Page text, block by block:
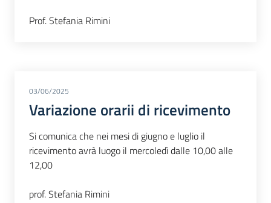
Prof. Stefania Rimini
03/06/2025
Variazione orarii di ricevimento
Si comunica che nei mesi di giugno e luglio il
ricevimento avrà luogo il mercoledì dalle 10,00 alle
12,00
prof. Stefania Rimini